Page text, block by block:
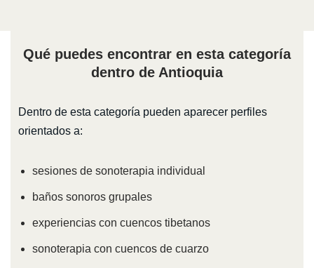
Qué puedes encontrar en esta categoría
dentro de Antioquia
Dentro de esta categoría pueden aparecer perfiles
orientados a:
sesiones de sonoterapia individual
baños sonoros grupales
experiencias con cuencos tibetanos
sonoterapia con cuencos de cuarzo